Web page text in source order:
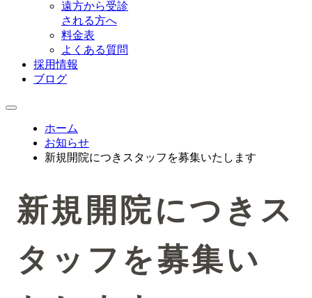
遠方から受診
される方へ
料金表
よくある質問
採用情報
ブログ
ホーム
お知らせ
新規開院につきスタッフを募集いたします
新規開院につきス
タッフを募集い